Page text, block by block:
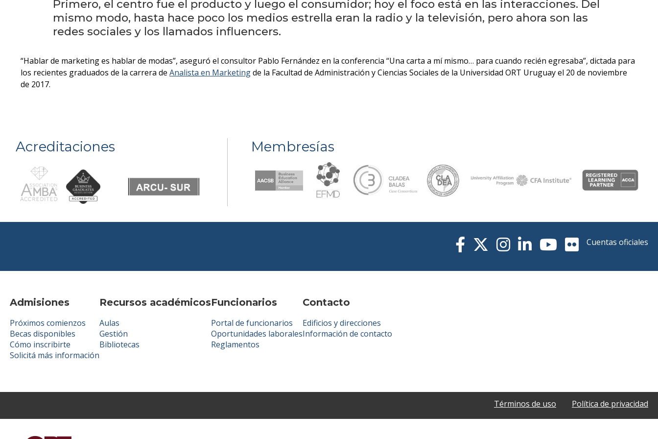
eventos
Testimonios
Blog
de la
Primero, el centro fue el producto y luego el consumidor; hoy el foco está en las interacciones. Del
mismo modo, hasta hace poco los medios estrella eran la radio y la televisión, pero ahora son las
redes sociales y los llamados influencers.
“Hablar de marketing es hablar de modas”, aseguró el consultor Pablo Fernández en la conferencia “Una carta a mí mismo… para cuando recién egresaba”, dictada para
los recientes graduados de la carrera de Analista en Marketingde la Facultad de Administración y Ciencias Sociales de la Universidad ORT Uruguay el 20 de noviembre
de 2017.
Acreditaciones Membresías
Admisiones
Próximos comienzos
Becas disponibles
Cómo inscribirte
Solicitá más información
Recursos académicos
Aulas
Gestión
Bibliotecas
Funcionarios
Portal de funcionarios
Oportunidades laborales
Reglamentos
Contacto
Edificios y direcciones
Información de contacto
Cuentas oficiales
Términos de uso Política de privacidad